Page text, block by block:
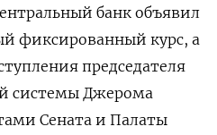
банк объявил
фиксированный курс, а
председателя
системы Джерома
Сената и Палаты